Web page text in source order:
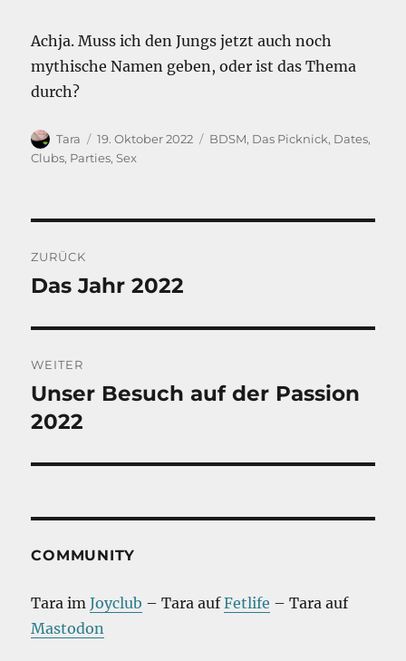
Achja. Muss ich den Jungs jetzt auch noch
mythische Namen geben, oder ist das Thema
durch?
Autor
Tara
Veröffentlicht
am
19. Oktober 2022 Kategorien
BDSM, Das Picknick, Dates,
Clubs, Parties,Sex
ZURÜCK
Vorheriger
Das Jahr 2022
WEITER
Nächster
Beitrag:
Unser Besuch auf der Passion
2022
COMMUNITY
Tara imJoyclub – Tara aufFetlife – Tara auf
Mastodon